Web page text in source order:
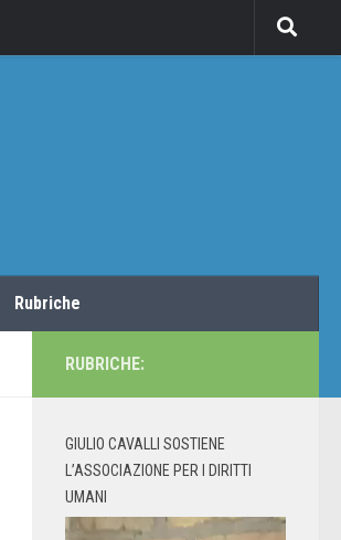
Rubriche
RUBRICHE:
GIULIO CAVALLI SOSTIENE
L’ASSOCIAZIONE PER I DIRITTI
UMANI
Video